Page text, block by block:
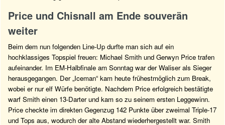
Price und Chisnall am Ende souverän
weiter
Beim dem nun folgenden Line-Up durfte man sich auf ein
hochklassiges Topspiel freuen: Michael Smith und Gerwyn Price trafen
aufeinander. Im EM-Halbfinale am Sonntag war der Waliser als Sieger
herausgegangen. Der „Iceman“ kam heute frühestmöglich zum Break,
wobei er nur elf Würfe benötigte. Nachdem Price erfolgreich bestätigte
warf Smith einen 13-Darter und kam so zu seinem ersten Leggewinn.
Price checkte im direkten Gegenzug 142 Punkte über zweimal Triple-17
und Tops aus, wodurch der alte Abstand wiederhergestellt war. Smith